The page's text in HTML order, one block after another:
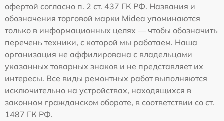
офертой согласно п. 2 ст. 437 ГК РФ. Названия и
обозначения торговой марки Midea упоминаются
только в информационных целях — чтобы обозначить
перечень техники, с которой мы работаем. Наша
организация не аффилирована с владельцами
указанных товарных знаков и не представляет их
интересы. Все виды ремонтных работ выполняются
исключительно на устройствах, находящихся в
законном гражданском обороте, в соответствии со ст.
1487 ГК РФ.